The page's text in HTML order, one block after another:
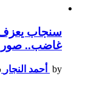
سنجاب
غاضب.. صور
by أحمد النجار